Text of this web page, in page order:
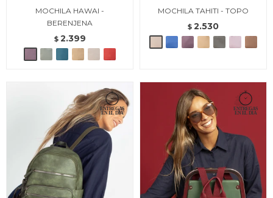
MOCHILA HAWAI -
BERENJENA
$ 2.399
MOCHILA TAHITI - TOPO
$ 2.530